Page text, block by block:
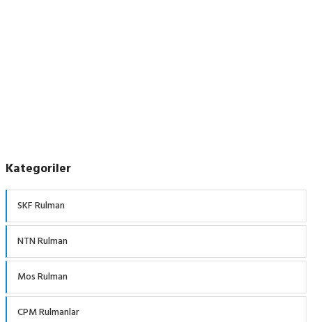
Kategoriler
SKF Rulman
NTN Rulman
Mos Rulman
CPM Rulmanlar